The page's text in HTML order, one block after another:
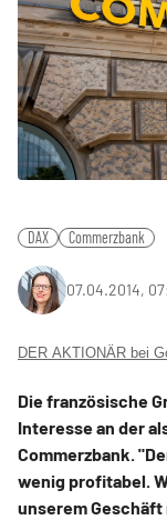
DAX Commerzbank
07.04.2014,
DER AKTIONÄR bei
Die französische
Interesse an der
Commerzbank.
wenig profitabel.
unserem